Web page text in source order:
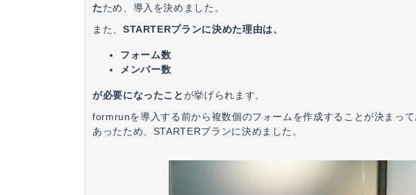
たため、導入を決めました。
また、 STARTERプランに決めた理由は、
フォーム数
メンバー数
が必要になったことが挙げられます。
formrunを導入する前から複数個のフォームを作成することが決まっ
あったため、STARTERプランに決めました。